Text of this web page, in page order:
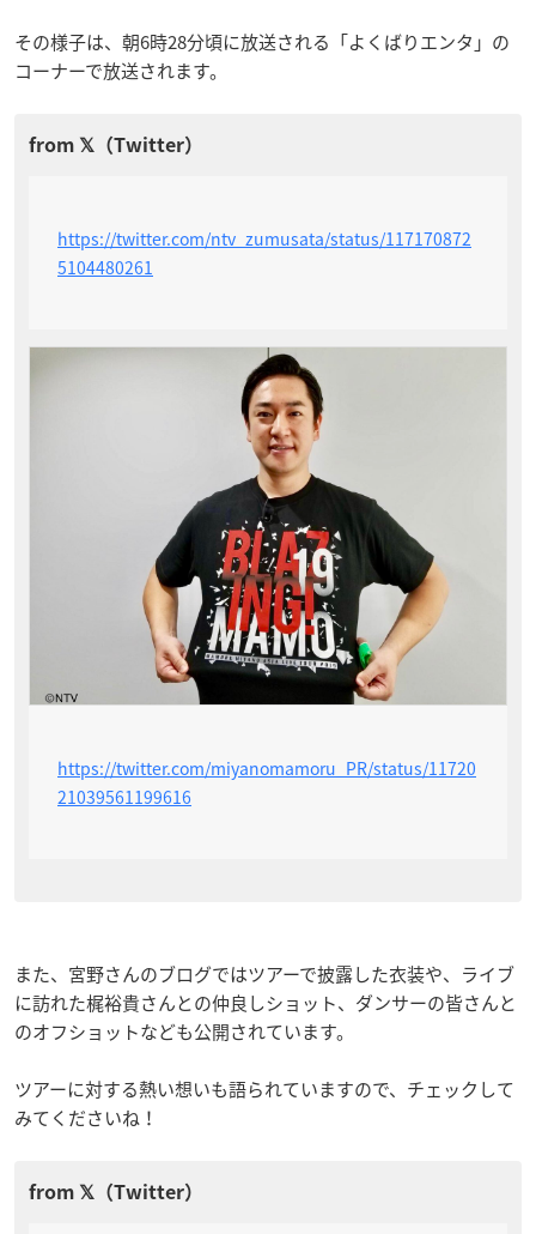
その様子は、朝6時28分頃に放送される「よくばりエンタ」の
コーナーで放送されます。
https://twitter.com/ntv_zumusata/status/117170872
5104480261
https://twitter.com/miyanomamoru_PR/status/11720
21039561199616
また、宮野さんのブログではツアーで披露した衣装や、ライブ
に訪れた梶裕貴さんとの仲良しショット、ダンサーの皆さんと
のオフショットなども公開されています。
ツアーに対する熱い想いも語られていますので、チェックして
みてくださいね！